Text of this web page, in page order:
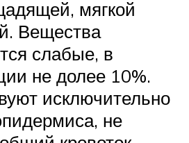
мягкой
Вещества
слабые, в
не долее 10%.
исключительно
не